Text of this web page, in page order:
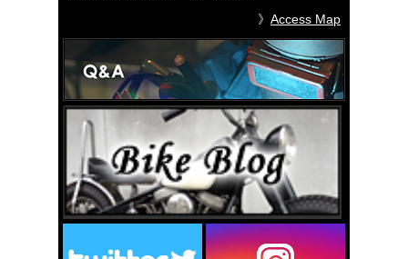
》 Access Map